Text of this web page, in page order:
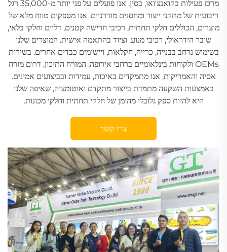
מרכז פעילות בקואנצ'ואו, בסין, אנו פועלים על פני יותר מ-35,000 רגל
ריבועית של מתקני ייצור ומחסנים מודרניים. אנו מספקים טווח מלא של
מוצרים, הכוללים חלקי תחתית, רכיבי חרישה קטנים, דליים וחלקי בלאי,
שובר הידראולי, רכיבי מנוע, וציוד בהתאמה אישית. המוצרים שלנו
בשימוש נרחב בבנייה, כרייה, חקלאות, ויישומים כבדים אחרים. בשירות
OEMs ולקוחות בינלאומיים ברחבי אירופה, המזרח התיכון, דרום מזרח
אסיה והאמריקות, אנו מתמקדים באיכות, עמידות ובביצועים אמינים.
באמצעות השקעה מתמדת בייצור מתקדם ואוטומציה, שאיפה שלנו
היא להיות ספק גלובלי מהימן של חלקי תחתית וחלקי מכונות.
צרו קשר